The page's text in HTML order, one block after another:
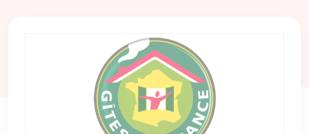
A VOTRE SERVICE
BIO & ENVIRONNEMENT
ENTREPRISE